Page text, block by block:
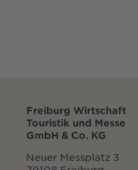
Freiburg Wirtschaft
Touristik und Messe
GmbH & Co. KG
Neuer Messplatz 3